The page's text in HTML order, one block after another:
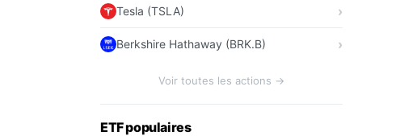
Tesla (TSLA)
Berkshire Hathaway (BRK.B)
Voir toutes les actions →
ETF populaires